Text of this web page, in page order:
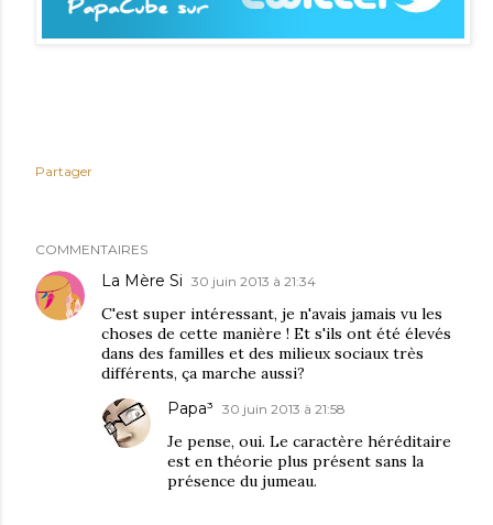
Partager
COMMENTAIRES
La Mère Si 30 juin 2013 à 21:34
C'est super intéressant, je n'avais jamais vu les
choses de cette manière ! Et s'ils ont été élevés
dans des familles et des milieux sociaux très
différents, ça marche aussi?
Papa³ 30 juin 2013 à 21:58
Je pense, oui. Le caractère héréditaire
est en théorie plus présent sans la
présence du jumeau.